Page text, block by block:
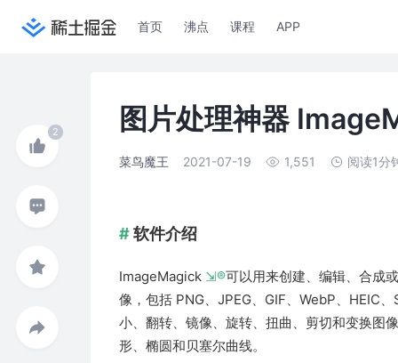
首页 沸点 课程 APP
图片处理神器
菜鸟魔王 2021-07-19 1,551 阅读1分
软件介绍
ImageMagick ®可以用来创建、编辑、合成
像，包括 PNG、JPEG、GIF、WebP、HEIC、
小、翻转、镜像、旋转、扭曲、剪切和变换图
形、椭圆和贝塞尔曲线。